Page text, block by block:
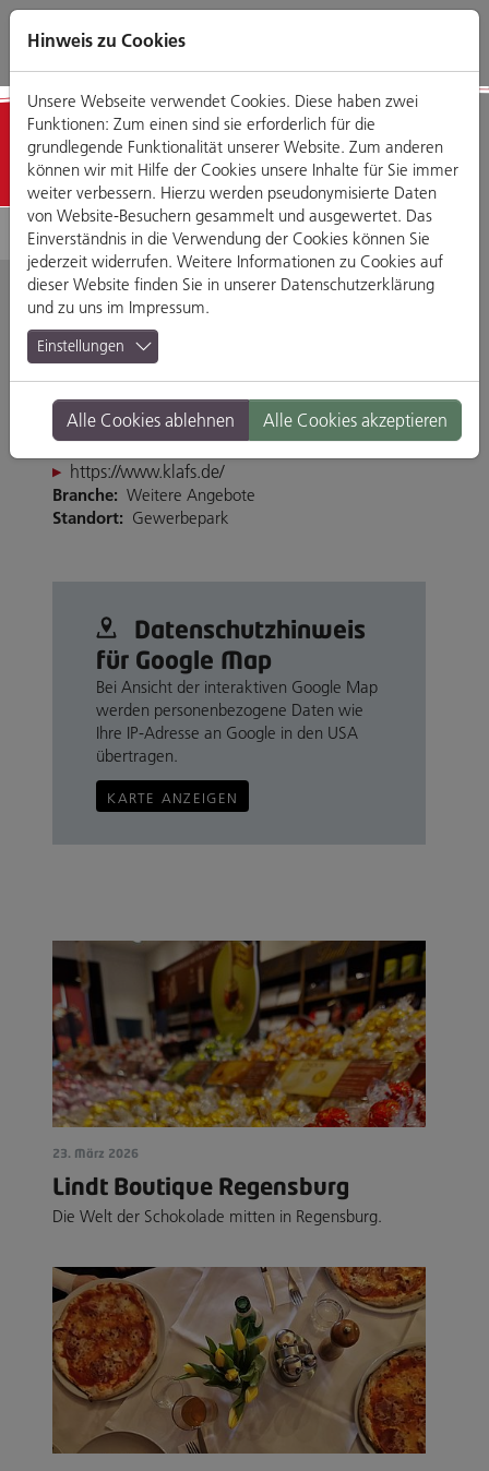
Direkt
zum
Zum
Hauptmenü
Zum
Footermenü
Zur
Website-
Detailansicht
Klafs GmbH & Co. KG
Im Gewerbepark D 18, 93059 Regensburg
Tel. 0941 490970
Fax 0941 4909720
https://www.klafs.de/
Branche: Weitere Angebote
Standort: Gewerbepark
Datenschutz­hinweis
für Google Map
Bei Ansicht der interaktiven Google Map
werden personenbezogene Daten wie
Ihre IP-Adresse an Google in den USA
übertragen.
KARTE ANZEIGEN
23. März 2026
Lindt Boutique Regensburg
Die Welt der Schokolade mitten in Regensburg.
Hinweis zu Cookies
Unsere Webseite verwendet Cookies. Diese haben zwei
Funktionen: Zum einen sind sie erforderlich für die
grundlegende Funktionalität unserer Website. Zum anderen
können wir mit Hilfe der Cookies unsere Inhalte für Sie immer
weiter verbessern. Hierzu werden pseudonymisierte Daten
von Website-Besuchern gesammelt und ausgewertet. Das
Einverständnis in die Verwendung der Cookies können Sie
jederzeit widerrufen. Weitere Informationen zu Cookies auf
dieser Website finden Sie in unserer Datenschutzerklärung
und zu uns im Impressum.
Einstellungen
Alle Cookies ablehnen Alle Cookies akzeptieren